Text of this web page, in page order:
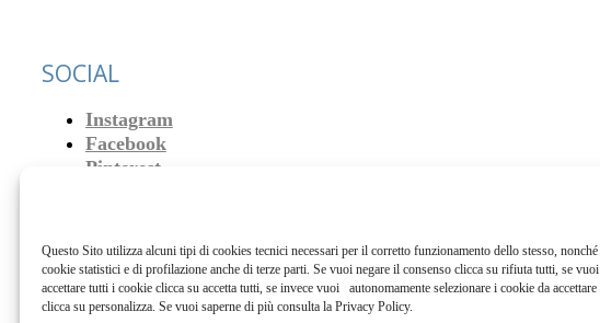
Questo Sito utilizza alcuni tipi di cookies tecnici necessari per il corretto funzionamento dello stesso, nonché
cookie statistici e di profilazione anche di terze parti. Se vuoi negare il consenso clicca su rifiuta tutti, se vuoi
accettare tutti i cookie clicca su accetta tutti, se invece vuoi autonomamente selezionare i cookie da accettare
clicca su personalizza. Se vuoi saperne di più consulta la Privacy Policy.
SOCIAL
Instagram
Facebook
Pinterest
Privacy Policy
Cookies Policy